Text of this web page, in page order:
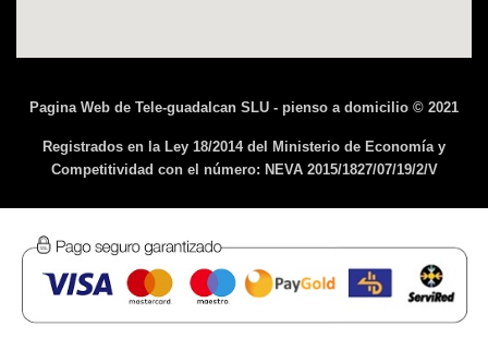
Pagina Web de Tele-guadalcan SLU - pienso a domicilio © 2021
Registrados en la Ley 18/2014 del Ministerio de Economía y
Competitividad con el número: NEVA 2015/1827/07/19/2/V